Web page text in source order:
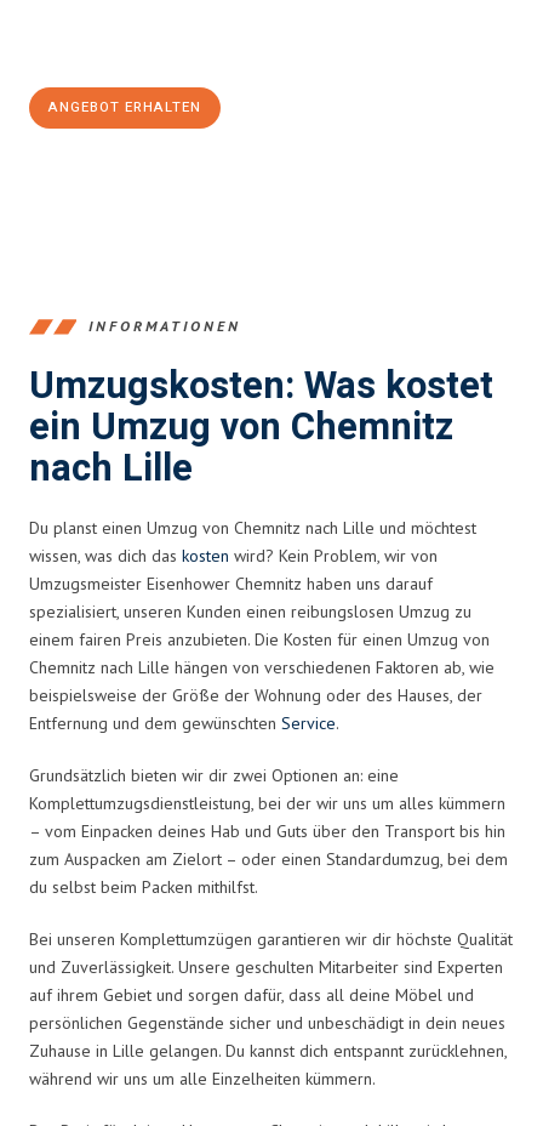
ANGEBOT ERHALTEN
INFORMATIONEN
Umzugskosten: Was kostet
ein Umzug von Chemnitz
nach Lille
Du planst einen Umzug von Chemnitz nach Lille und möchtest
wissen, was dich das kosten wird? Kein Problem, wir von
Umzugsmeister Eisenhower Chemnitz haben uns darauf
spezialisiert, unseren Kunden einen reibungslosen Umzug zu
einem fairen Preis anzubieten. Die Kosten für einen Umzug von
Chemnitz nach Lille hängen von verschiedenen Faktoren ab, wie
beispielsweise der Größe der Wohnung oder des Hauses, der
Entfernung und dem gewünschten Service.
Grundsätzlich bieten wir dir zwei Optionen an: eine
Komplettumzugsdienstleistung, bei der wir uns um alles kümmern
– vom Einpacken deines Hab und Guts über den Transport bis hin
zum Auspacken am Zielort – oder einen Standardumzug, bei dem
du selbst beim Packen mithilfst.
Bei unseren Komplettumzügen garantieren wir dir höchste Qualität
und Zuverlässigkeit. Unsere geschulten Mitarbeiter sind Experten
auf ihrem Gebiet und sorgen dafür, dass all deine Möbel und
persönlichen Gegenstände sicher und unbeschädigt in dein neues
Zuhause in Lille gelangen. Du kannst dich entspannt zurücklehnen,
während wir uns um alle Einzelheiten kümmern.